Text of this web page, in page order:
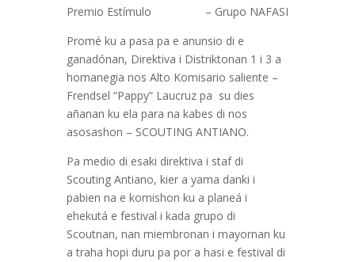
Premio Estímulo – Grupo NAFASI
Promé ku a pasa pa e anunsio di e
ganadónan, Direktiva i Distriktonan 1 i 3 a
homanegia nos Alto Komisario saliente –
Frendsel “Pappy” Laucruz pa su dies
añanan ku ela para na kabes di nos
asosashon – SCOUTING ANTIANO.
Pa medio di esaki direktiva i staf di
Scouting Antiano, kier a yama danki i
pabien na e komishon ku a planeá i
ehekutá e festival i kada grupo di
Scoutnan, nan miembronan i mayornan ku
a traha hopi duru pa por a hasi e festival di